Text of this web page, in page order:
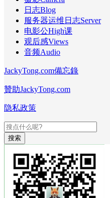
日志Blog
服务器运维日志Server
电影公High课
观后感Views
音频Audio
JackyTong.com備忘錄
贊助JackyTong.com
隐私政策
搜索